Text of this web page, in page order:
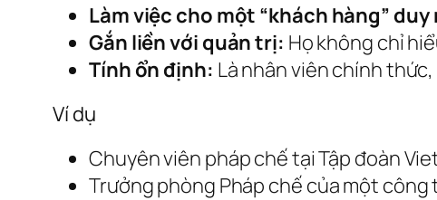
Làm việc cho một “khách hàng”
Gắn liền với quản trị: Họ không chỉ
Tính ổn định: Là nhân viên chính
Ví dụ
Chuyên viên pháp chế tại Tập đoàn
Trưởng phòng Pháp chế của một công